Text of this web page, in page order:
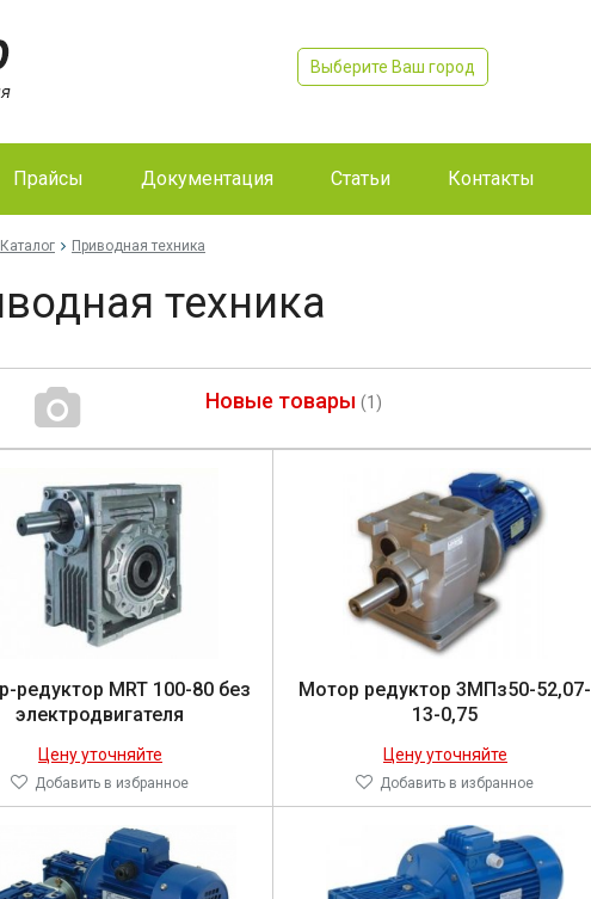
Выберите Ваш город
Прайсы Документация Статьи Контакты
Каталог Приводная техника
техника
Новые товары (1)
ре­дук­тор MRT 100-80 без
элек­трод­ви­гате­ля
Цену уточняйте
Добавить в избранное
Мо­тор ре­дук­тор 3МПз50-52,07-
13-0,75
Цену уточняйте
Добавить в избранное